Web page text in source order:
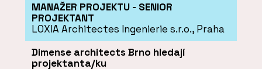
MANAŽER PROJEKTU - SENIOR
PROJEKTANT
LOXIA Architectes Ingenierie s.r.o., Praha
Dimense architects Brno hledají
projektanta/ku